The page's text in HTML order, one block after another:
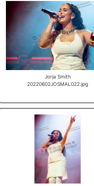
Jorja Smith
20220602JOSMAL022.jpg